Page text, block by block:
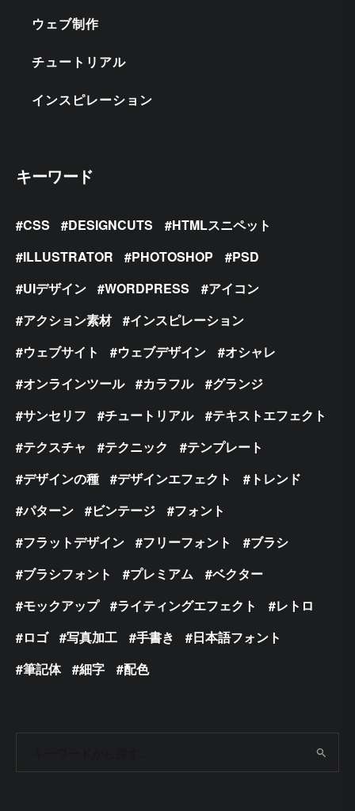
ウェブ制作
チュートリアル
インスピレーション
キーワード
CSS DESIGNCUTS
HTMLスニペット
ILLUSTRATOR
PHOTOSHOP
PSD
UIデザイン
WORDPRESS
アイコン
アクション素材
インスピレーション
ウェブサイト
ウェブデザイン
オシャレ
オンラインツール
カラフル
グランジ
サンセリフ
チュートリアル
テキストエフェクト
テクスチャ
テクニック
テンプレート
デザインの種
デザインエフェクト
トレンド
パターン
ビンテージ
フォント
フラットデザイン
フリーフォント
ブラシ
ブラシフォント
プレミアム
ベクター
モックアップ
ライティングエフェクト
レトロ
ロゴ
写真加工 手書き
日本語フォント
筆記体
細字 配色